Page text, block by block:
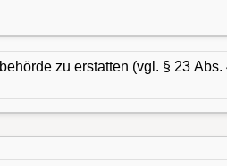
zu erstatten (vgl. § 23 Abs.